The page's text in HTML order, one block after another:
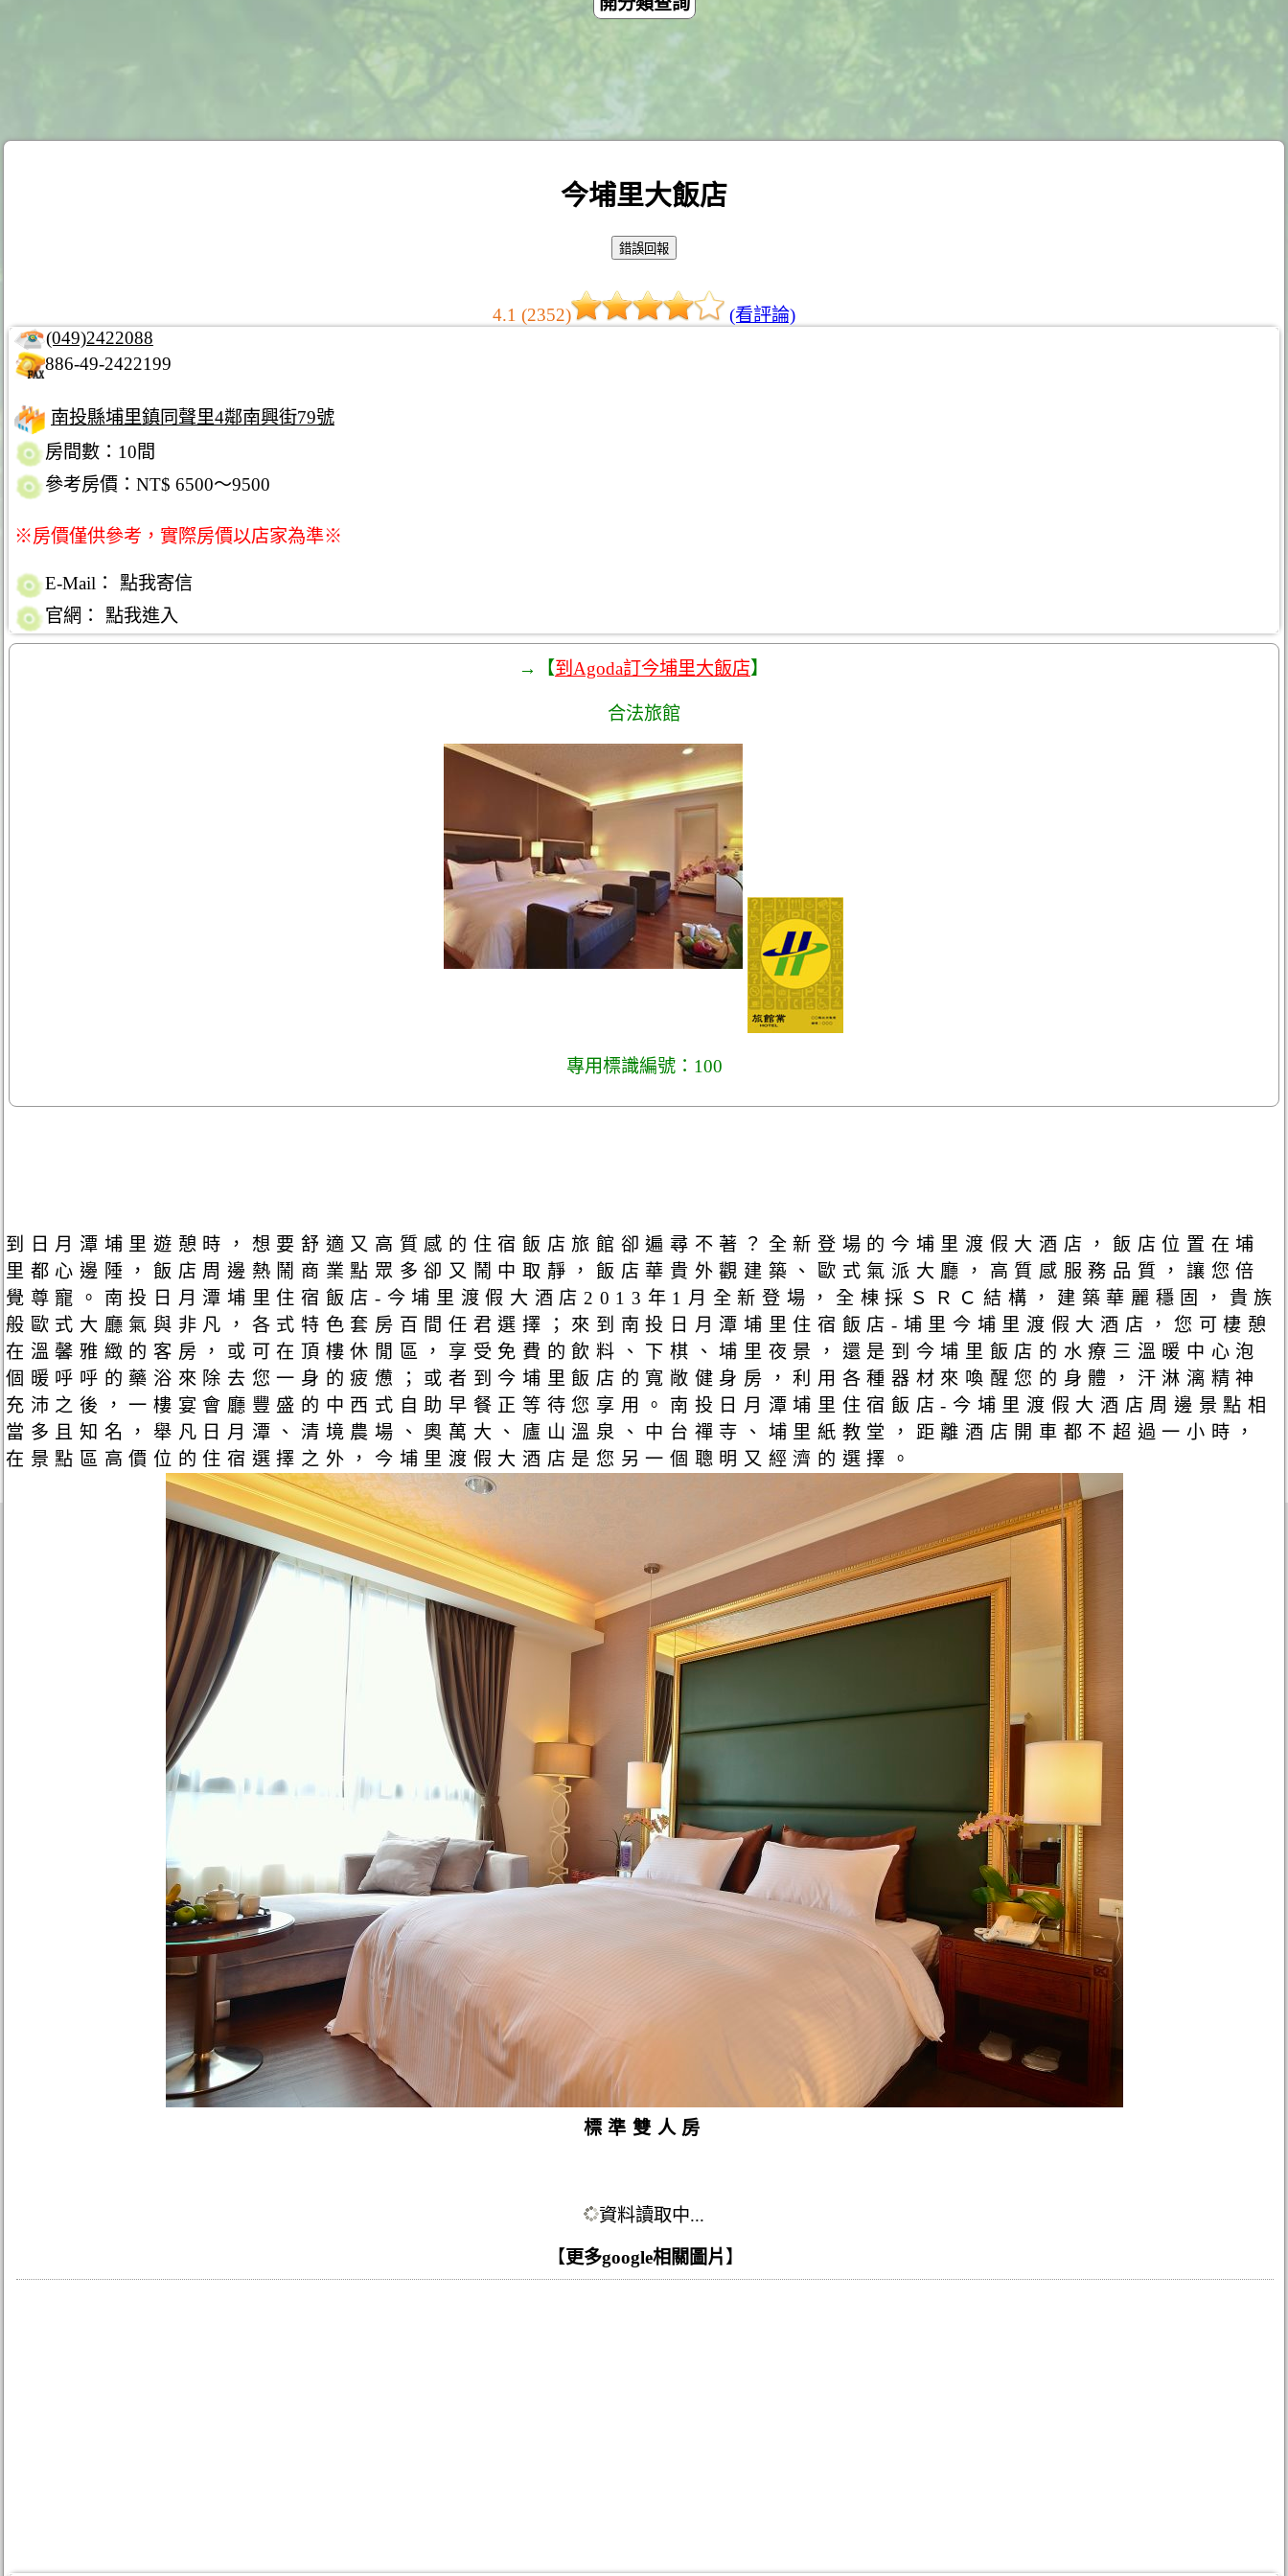
今埔里大飯店
4.1 (2352)
(看評論)
(049)2422088
886-49-2422199
南投縣埔里鎮同聲里4鄰南興街79號
房間數：10間
參考房價：NT$ 6500～9500
※房價僅供參考，實際房價以店家為準※
E-Mail：
點我寄信
官網：
點我進入
→【到Agoda訂今埔里大飯店】
合法旅館
專用標識編號：100
到日月潭埔里遊憩時，想要舒適又高質感的住宿飯店旅館卻遍尋不著？全新登場的今埔里渡假大酒店，飯店位置在埔
里都心邊陲，飯店周邊熱鬧商業點眾多卻又鬧中取靜，飯店華貴外觀建築、歐式氣派大廳，高質感服務品質，讓您倍
覺尊寵。南投日月潭埔里住宿飯店-今埔里渡假大酒店2013年1月全新登場，全棟採ＳＲＣ結構，建築華麗穩固，貴族
般歐式大廳氣與非凡，各式特色套房百間任君選擇；來到南投日月潭埔里住宿飯店-埔里今埔里渡假大酒店，您可棲憩
在溫馨雅緻的客房，或可在頂樓休閒區，享受免費的飲料、下棋、埔里夜景，還是到今埔里飯店的水療三溫暖中心泡
個暖呼呼的藥浴來除去您一身的疲憊；或者到今埔里飯店的寬敞健身房，利用各種器材來喚醒您的身體，汗淋漓精神
充沛之後，一樓宴會廳豐盛的中西式自助早餐正等待您享用。南投日月潭埔里住宿飯店-今埔里渡假大酒店周邊景點相
當多且知名，舉凡日月潭、清境農場、奧萬大、廬山溫泉、中台禪寺、埔里紙教堂，距離酒店開車都不超過一小時，
在景點區高價位的住宿選擇之外，今埔里渡假大酒店是您另一個聰明又經濟的選擇。
標準雙人房
資料讀取中...
【 更多google相關圖片 】